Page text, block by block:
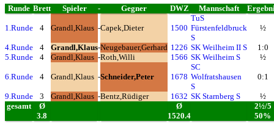
Runde Brett Spieler - Gegner DWZ Mannschaft
1.Runde 4 Grandl,Klaus -Capek,Dieter 1500
TuS
Fürstenfeldbruck
S
½
4.Runde 4 Grandl,Klaus-Neugebauer,Gerhard 1226 SK Weilheim II S
1:0
5.Runde
4 Grandl,Klaus -Roth,Willi 1566 SK Weilheim S ½
6.Runde 4 Grandl,Klaus -Schneider,Peter 1678
SC
Wolfratshausen
S
0:1
9.Runde 3 Grandl,Klaus -Bentz,Rüdiger 1632 SK Starnberg S
½
gesamt
Ø
3.8
Ø
1520.4
2½/5
50%